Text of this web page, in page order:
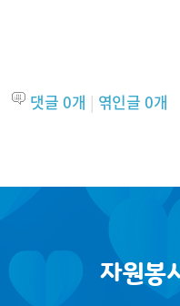
댓글0개 | 엮인글0개
자원봉